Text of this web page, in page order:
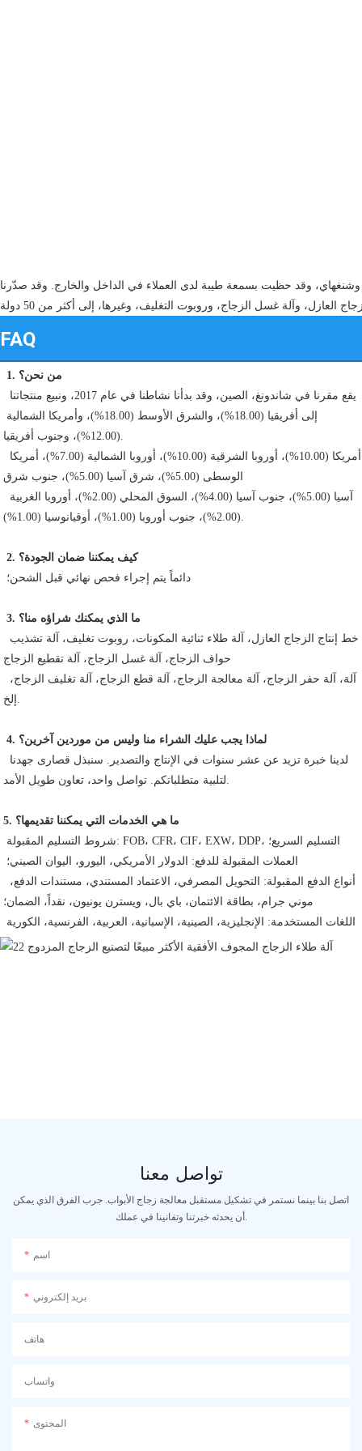
وقد حظيت بسمعة طيبة لدى العملاء في الداخل والخارج. وقد صدّرنا
FAQ
1. من نحن؟
(12.00%)، وجنوب أفريقيا.
الوسطى (5.00%)، شرق آسيا (5.00%)، جنوب شرق
(2.00%)، جنوب أوروبا (1.00%)، أوقيانوسيا (1.00%).
2. كيف يمكننا ضمان الجودة؟
دائماً يتم إجراء فحص نهائي قبل الشحن؛
3. ما الذي يمكنك شراؤه منا؟
حواف الزجاج، آلة غسل الزجاج، آلة تقطيع الزجاج
إلخ.
4. لماذا يجب عليك الشراء منا وليس من موردين آخرين؟
لتلبية متطلباتكم. تواصل واحد، تعاون طويل الأمد.
5. ما هي الخدمات التي يمكننا تقديمها؟
شروط التسليم المقبولة: FOB، CFR، CIF، EXW، DDP، التسليم السريع؛
العملات المقبولة للدفع: الدولار الأمريكي، اليورو، اليوان الصيني؛
موني جرام، بطاقة الائتمان، باي بال، ويسترن يونيون، نقداً، الضمان؛
اللغات المستخدمة: الإنجليزية، الصينية، الإسبانية، العربية، الفرنسية، الكورية
تواصل معنا
اتصل بنا بينما نستمر في تشكيل مستقبل معالجة زجاج الأبواب. جرب الفرق الذي يمكن
أن يحدثه خبرتنا وتفانينا في عملك.
اسم
بريد إلكتروني
هاتف
واتساب
المحتوى